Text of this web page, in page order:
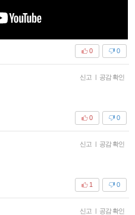
0
0
신고 | 공감 확인
0
0
신고 | 공감 확인
0
1
신고 | 공감 확인